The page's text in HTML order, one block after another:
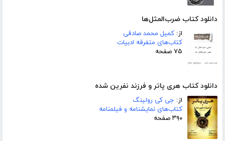
دانلود کتاب ضرب‌المثل‌ها
از: کمیل محمد صادقی
کتاب‌های متفرقه ادبیات
۷۵ صفحه
دانلود کتاب هری پاتر و فرزند نفرین شده
از: جی کی رولینگ
کتاب‌های نمایشنامه و فیلمنامه
۳۹۰ صفحه